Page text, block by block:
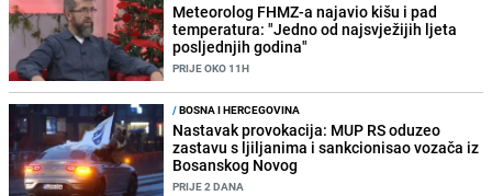
Meteorolog FHMZ-a najavio kišu i pad
temperatura: "Jedno od najsvježijih ljeta
posljednjih godina"
PRIJE OKO 11H
/BOSNA I HERCEGOVINA
Nastavak provokacija: MUP RS oduzeo
zastavu s ljiljanima i sankcionisao vozača iz
Bosanskog Novog
PRIJE 2 DANA